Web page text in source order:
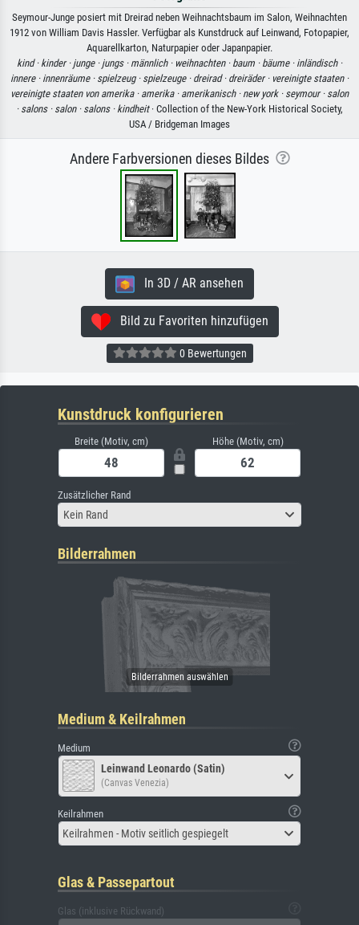
Seymour-Junge posiert mit Dreirad neben Weihnachtsbaum im Salon, Weihnachten
1912 von William Davis Hassler. Verfügbar als Kunstdruck auf Leinwand, Fotopapier,
Aquarellkarton, Naturpapier oder Japanpapier.
kind · kinder · junge · jungs · männlich · weihnachten · baum · bäume · inländisch ·
innere · innenräume · spielzeug · spielzeuge · dreirad · dreiräder · vereinigte staaten ·
vereinigte staaten von amerika · amerika · amerikanisch · new york · seymour · salon
· salons · salon · salons · kindheit· Collection of the New-York Historical Society,
USA / Bridgeman Images
Andere Farbversionen dieses Bildes
In 3D / AR ansehen
Bild zu Favoriten hinzufügen
0 Bewertungen
Kunstdruck konfigurieren
Breite (Motiv, cm) Höhe (Motiv, cm)
Zusätzlicher Rand
Kein Rand
Bilderrahmen
Medium & Keilrahmen
Medium
Leinwand Leonardo (Satin)
(Canvas Venezia)
Keilrahmen
Keilrahmen - Motiv seitlich gespiegelt
Glas & Passepartout
Glas (inklusive Rückwand)